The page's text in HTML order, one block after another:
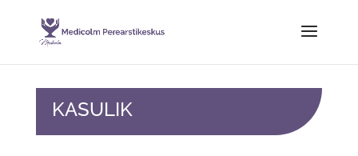
KASULIK